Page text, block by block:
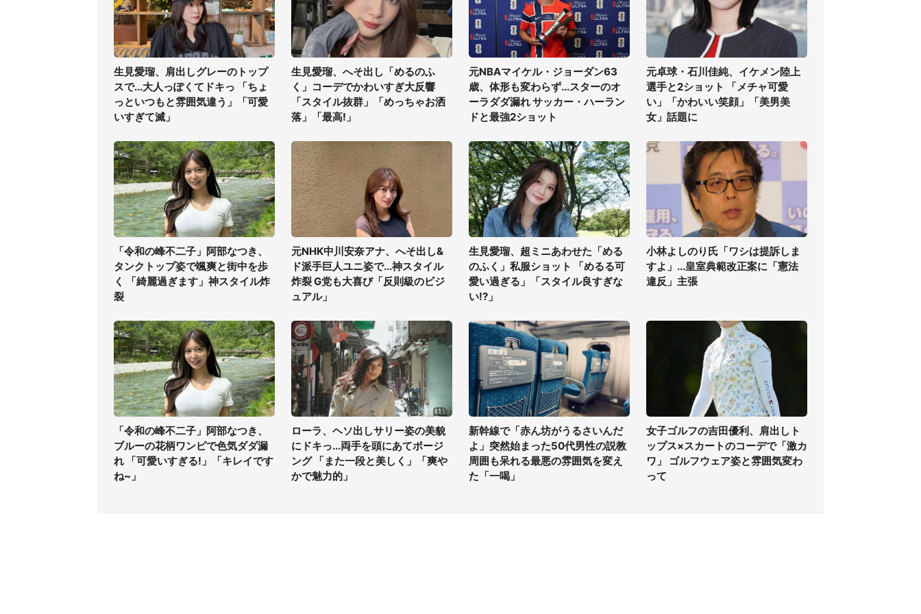
生見愛瑠、肩出しグレーのトップ
スで...大人っぽくてドキっ 「ちょ
っといつもと雰囲気違う」「可愛
いすぎて滅」
生見愛瑠、へそ出し「めるのふ
く」コーデでかわいすぎ大反響
「スタイル抜群」「めっちゃお洒
落」「最高!」
元NBAマイケル・ジョーダン63
歳、体形も変わらず...スターのオ
ーラダダ漏れ サッカー・ハーラン
ドと最強2ショット
元卓球・石川佳純、イケメン陸上
選手と2ショット 「メチャ可愛
い」「かわいい笑顔」「美男美
女」話題に
「令和の峰不二子」阿部なつき、
タンクトップ姿で颯爽と街中を歩
く 「綺麗過ぎます」神スタイル炸
裂
元NHK中川安奈アナ、へそ出し&
ド派手巨人ユニ姿で...神スタイル
炸裂 G党も大喜び「反則級のビジ
ュアル」
生見愛瑠、超ミニあわせた「める
のふく」私服ショット 「めるる可
愛い過ぎる」「スタイル良すぎな
い!?」
小林よしのり氏「ワシは提訴しま
すよ」...皇室典範改正案に「憲法
違反」主張
「令和の峰不二子」阿部なつき、
ブルーの花柄ワンピで色気ダダ漏
れ 「可愛いすぎる!」「キレイです
ね~」
ローラ、ヘソ出しサリー姿の美貌
にドキっ...両手を頭にあてポージ
ング 「また一段と美しく」「爽や
かで魅力的」
新幹線で「赤ん坊がうるさいんだ
よ」突然始まった50代男性の説教
周囲も呆れる最悪の雰囲気を変え
た「一喝」
女子ゴルフの吉田優利、肩出しト
ップス×スカートのコーデで「激カ
ワ」 ゴルフウェア姿と雰囲気変わ
って